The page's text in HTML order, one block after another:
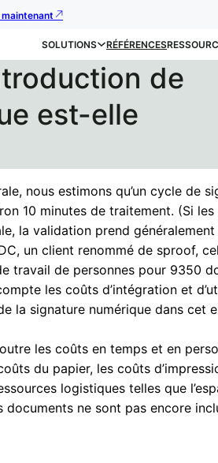
SOLUTIONS RÉFÉRENCES
de
est-elle
nous estimons qu’un cycle de
10 minutes de traitement. (Si
la validation prend
un client renommé de sproof,
travail de personnes pour 9350
les coûts d’intégration et
la signature numérique dans cet
les coûts en temps et en
du papier, les coûts
logistiques telles que
documents ne sont pas encore